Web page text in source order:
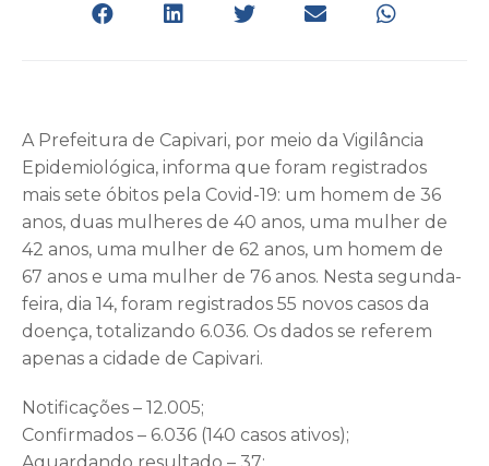
A Prefeitura de Capivari, por meio da Vigilância
Epidemiológica, informa que foram registrados
mais sete óbitos pela Covid-19: um homem de 36
anos, duas mulheres de 40 anos, uma mulher de
42 anos, uma mulher de 62 anos, um homem de
67 anos e uma mulher de 76 anos. Nesta segunda-
feira, dia 14, foram registrados 55 novos casos da
doença, totalizando 6.036. Os dados se referem
apenas a cidade de Capivari.
Notificações – 12.005;
Confirmados – 6.036 (140 casos ativos);